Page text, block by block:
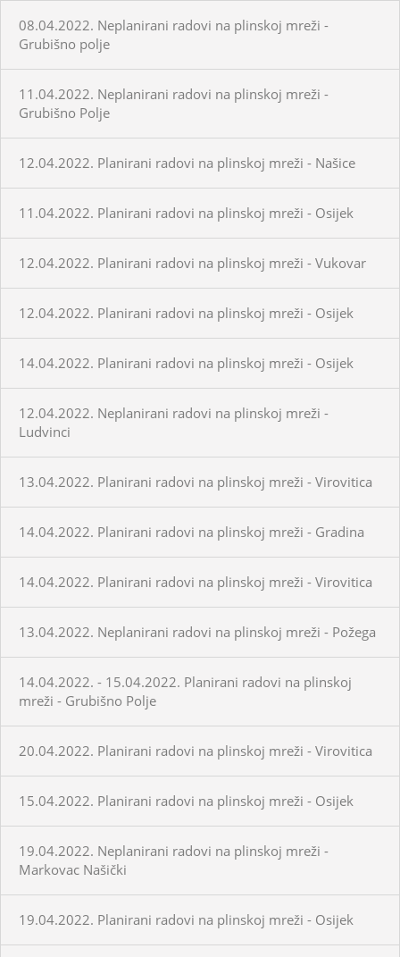
08.04.2022. Neplanirani radovi na plinskoj mreži -
Grubišno polje
11.04.2022. Neplanirani radovi na plinskoj mreži -
Grubišno Polje
12.04.2022. Planirani radovi na plinskoj mreži - Našice
11.04.2022. Planirani radovi na plinskoj mreži - Osijek
12.04.2022. Planirani radovi na plinskoj mreži - Vukovar
12.04.2022. Planirani radovi na plinskoj mreži - Osijek
14.04.2022. Planirani radovi na plinskoj mreži - Osijek
12.04.2022. Neplanirani radovi na plinskoj mreži -
Ludvinci
13.04.2022. Planirani radovi na plinskoj mreži - Virovitica
14.04.2022. Planirani radovi na plinskoj mreži - Gradina
14.04.2022. Planirani radovi na plinskoj mreži - Virovitica
13.04.2022. Neplanirani radovi na plinskoj mreži - Požega
14.04.2022. - 15.04.2022. Planirani radovi na plinskoj
mreži - Grubišno Polje
20.04.2022. Planirani radovi na plinskoj mreži - Virovitica
15.04.2022. Planirani radovi na plinskoj mreži - Osijek
19.04.2022. Neplanirani radovi na plinskoj mreži -
Markovac Našički
19.04.2022. Planirani radovi na plinskoj mreži - Osijek